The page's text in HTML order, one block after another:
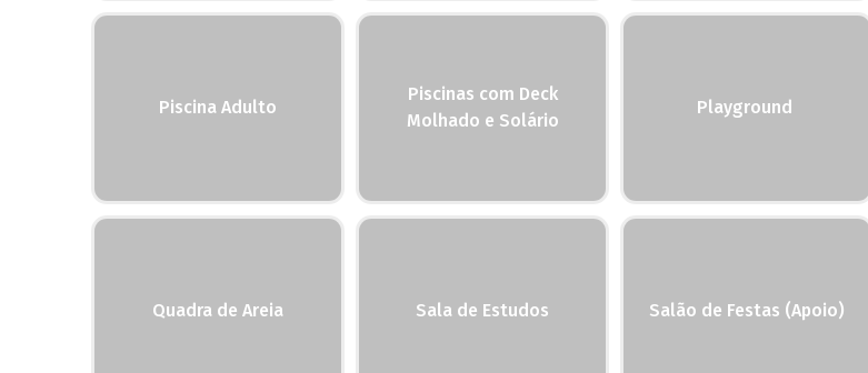
Piscina Adulto
Piscinas com Deck
Molhado e Solário
Playground
Quadra de Areia Sala de Estudos Salão de Festas (Apoio)